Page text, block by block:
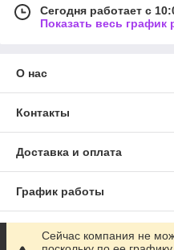
Сегодня работает с
Показать весь график
О нас
Контакты
Доставка и оплата
График работы
Полная версия сайта
Сейчас компания не